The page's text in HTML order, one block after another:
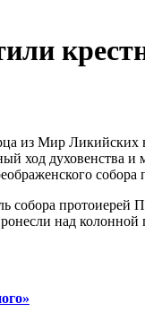
из Мир
ход духовенства
над